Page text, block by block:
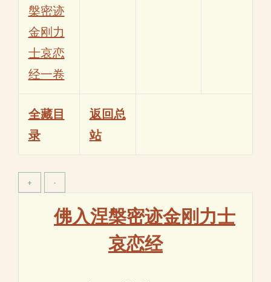
槃密迹
金刚力
士哀恋
经一卷
全藏目
录
返回总
站
佛入涅槃密迹金刚力士
哀恋经